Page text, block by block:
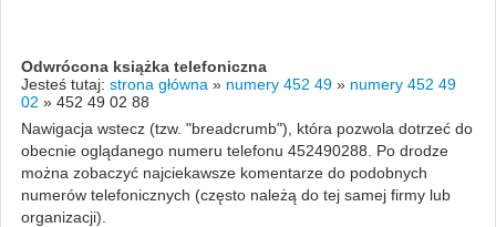
Odwrócona książka telefoniczna
Jesteś tutaj: strona główna » numery 452 49 » numery 452 49
02 » 452 49 02 88
Nawigacja wstecz (tzw. "breadcrumb"), która pozwola dotrzeć do
obecnie oglądanego numeru telefonu 452490288. Po drodze
można zobaczyć najciekawsze komentarze do podobnych
numerów telefonicznych (często należą do tej samej firmy lub
organizacji).